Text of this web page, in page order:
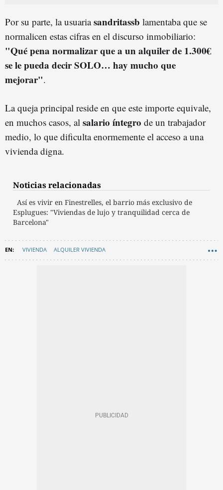
Por su parte, la usuariasandritassb lamentaba que se
normalicen estas cifras en el discurso inmobiliario:
"Qué pena normalizar que a un alquiler de 1.300€
se le pueda decir SOLO… hay mucho que
mejorar".
La queja principal reside en que este importe equivale,
en muchos casos, al salario íntegro de un trabajador
medio, lo que dificulta enormemente el acceso a una
vivienda digna.
Noticias relacionadas
Así es vivir en Finestrelles, el barrio más exclusivo de
Esplugues: "Viviendas de lujo y tranquilidad cerca de
Barcelona"
VIVIENDA ALQUILER VIVIENDA